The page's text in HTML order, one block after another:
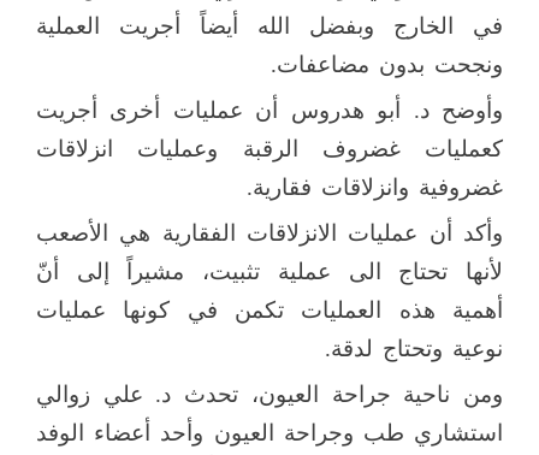
في الخارج وبفضل الله أيضاً أجريت العملية
ونجحت بدون مضاعفات.
وأوضح د. أبو هدروس أن عمليات أخرى أجريت
كعمليات غضروف الرقبة وعمليات انزلاقات
غضروفية وانزلاقات فقارية.
وأكد أن عمليات الانزلاقات الفقارية هي الأصعب
لأنها تحتاج الى عملية تثبيت، مشيراً إلى أنّ
أهمية هذه العمليات تكمن في كونها عمليات
نوعية وتحتاج لدقة.
ومن ناحية جراحة العيون، تحدث د. علي زوالي
استشاري طب وجراحة العيون وأحد أعضاء الوفد